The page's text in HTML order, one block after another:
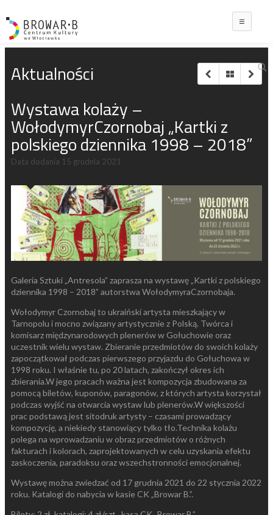
Aktualności
Wystawa kolaży –
WołodymyrCzornobaj „Kartki z
polskiego dziennika 1998 – 2018”
Data dodania 15 grudnia 2021
Galeria Sztuki „Antresola” zaprasza na wystawę „Kartki z polskiego
dziennika 1998 – 2018” autorstwa WołodymyraCzornobaja.
Wołodymyr Czornobaj to ukraiński artysta mieszkający w
Tarnopolu i mocno związany artystycznie z Polską. Twórca i
komisarz międzynarodowych plenerów w Gołuchowie oraz
uczestnik wielu wystaw. Zbieranie przedmiotów do swoich kolaży
zapoczątkował podczas pierwszego przyjazdu do Gołuchowa w
1998 roku. I właśnie tu, po 20 latach, zakończył okres ich
zbierania.W jego pracach ważna jest kompozycja zbudowana za
pomocą biletów, kuponów, paragonów, z których artysta korzystał
podczas wyjść na otwarcia wystaw lub plenerów.W większości
prac podstawą jest sitodruk artysty – czasami prowadzący
kompozycję, a niekiedy stanowiący tylko tło.Technika kolażu
polega na wprowadzaniu w obraz przedmiotów o różnych
fakturach i kolorach, zaprojektowanych w celu uzyskania efektu
zaskoczenia, paradoksu oraz wszechstronności emocjonalnej.
Wystawę można zwiedzać od 17 grudnia 2021 do 22 stycznia 2022
roku. Katalogi do nabycia w kasie CK „Browar B.”.